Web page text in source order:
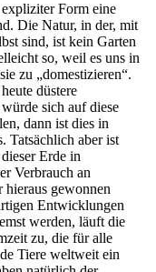
Form eine
Die Natur, in der, mit
sind, ist kein Garten
so, weil es uns in
zu „domestizieren“.
düstere
sich auf diese
dann ist dies in
Tatsächlich aber ist
Erde in
Verbrauch an
hieraus gewonnen
Entwicklungen
werden, läuft die
zu, die für alle
Tiere weltweit ein